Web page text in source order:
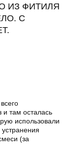
ИЗ ФИТИЛЯ
С
там осталась
использовали
(за